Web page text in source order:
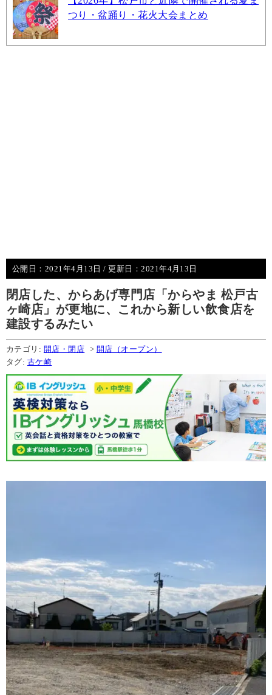
つり・盆踊り・花火大会まとめ
公開日： 2021年4月13日 / 更新日：2021年4月13日
閉店した、からあげ専門店「からやま 松戸古
ヶ崎店」が更地に、これから新しい飲食店を
建設するみたい
カテゴリ: 開店・閉店 > 開店（オープン）
タグ: 古ケ崎